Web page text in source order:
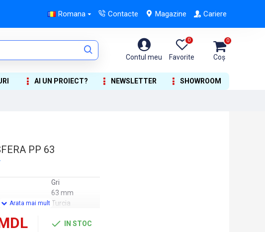
Romana Contacte Magazine Cariere
Contul meu Favorite
0
Coș
0
AI UN PROIECT? NEWSLETTER SHOWROOM
PP 63
Gri
63 mm
Turcia
IN STOC